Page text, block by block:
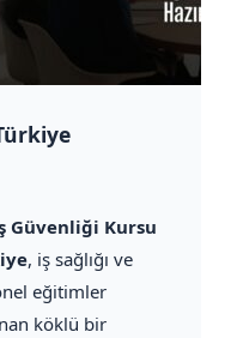
Güvenliği Kursu
, iş sağlığı ve
eğitimler
köklü bir